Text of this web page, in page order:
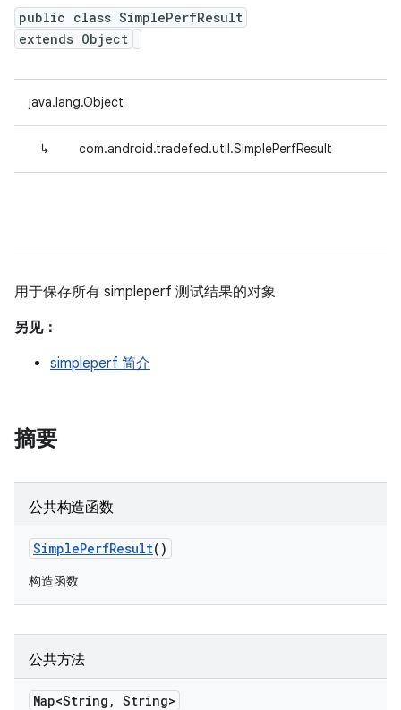
public class SimplePerfResult
extends Object
java.lang.Object
↳ com.android.tradefed.util.SimplePerfResult
用于保存所有 simpleperf 测试结果的对象
另见：
simpleperf 简介
摘要
公共构造函数
SimplePerfResult()
构造函数
公共方法
Map<String , String>